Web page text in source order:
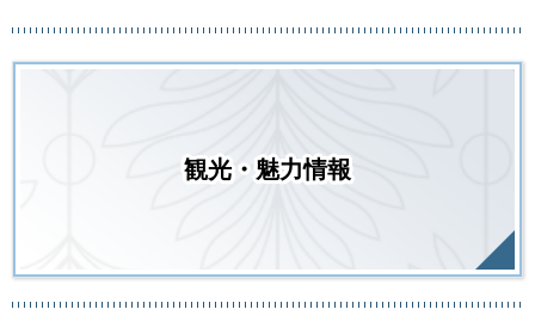
観光・魅力情報